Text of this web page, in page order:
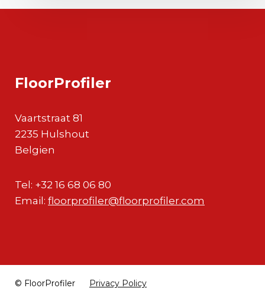
FloorProfiler
Vaartstraat 81
2235 Hulshout
Belgien
Tel: +32 16 68 06 80
Email: floorprofiler@floorprofiler.com
© FloorProfiler Privacy Policy